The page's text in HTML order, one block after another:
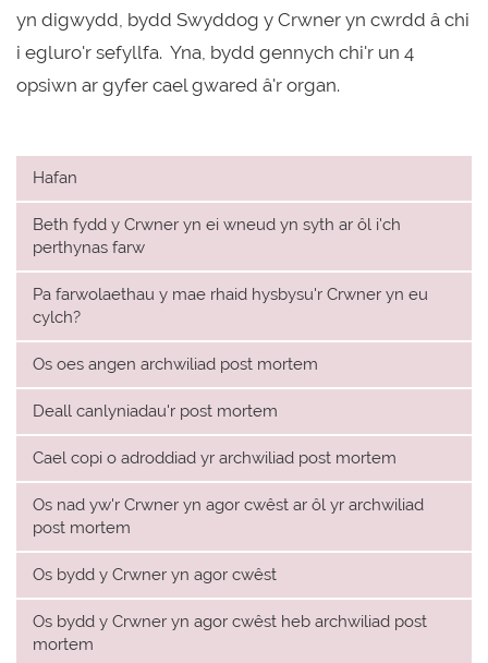
yn digwydd, bydd Swyddog y Crwner yn cwrdd â chi
i egluro'r sefyllfa. Yna, bydd gennych chi'r un 4
opsiwn ar gyfer cael gwared â'r organ.
Hafan
Beth fydd y Crwner yn ei wneud yn syth ar ôl i'ch
perthynas farw
Pa farwolaethau y mae rhaid hysbysu'r Crwner yn eu
cylch?
Os oes angen archwiliad post mortem
Deall canlyniadau'r post mortem
Cael copi o adroddiad yr archwiliad post mortem
Os nad yw'r Crwner yn agor cwêst ar ôl yr archwiliad
post mortem
Os bydd y Crwner yn agor cwêst
Os bydd y Crwner yn agor cwêst heb archwiliad post
mortem